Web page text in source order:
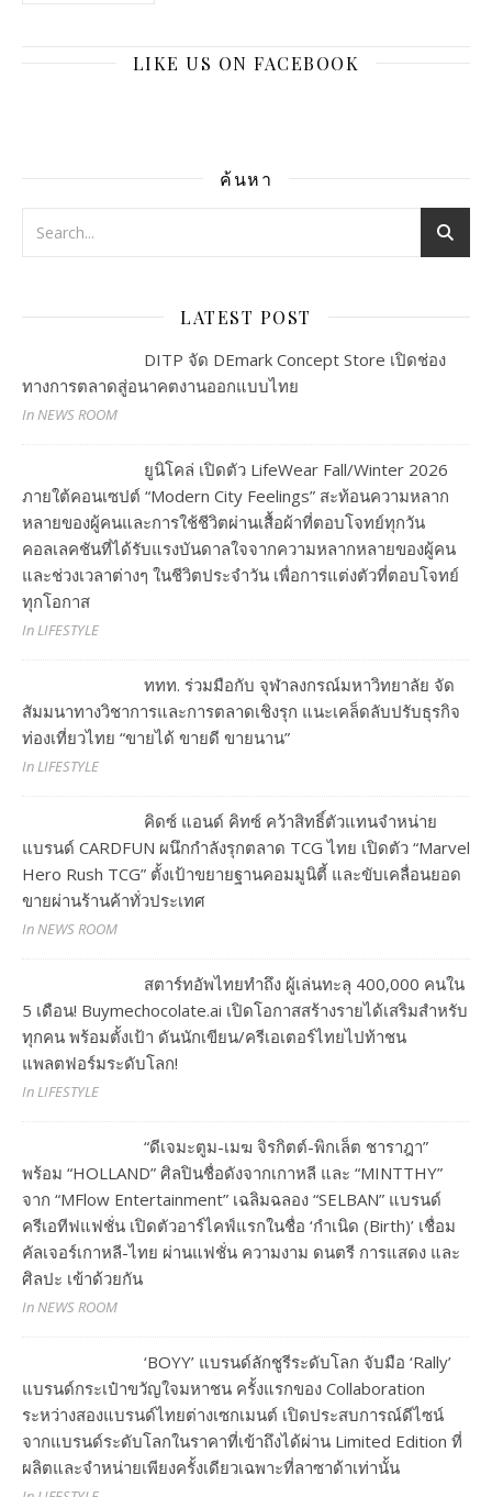
LIKE US ON FACEBOOK
ค้นหา
LATEST POST
DITP จัด DEmark Concept Store เปิดช่อง
ทางการตลาดสู่อนาคตงานออกแบบไทย
In NEWS ROOM
ยูนิโคล่ เปิดตัว LifeWear Fall/Winter 2026
ภายใต้คอนเซปต์ “Modern City Feelings” สะท้อนความหลาก
หลายของผู้คนและการใช้ชีวิตผ่านเสื้อผ้าที่ตอบโจทย์ทุกวัน
คอลเลคชันที่ได้รับแรงบันดาลใจจากความหลากหลายของผู้คน
และช่วงเวลาต่างๆ ในชีวิตประจำวัน เพื่อการแต่งตัวที่ตอบโจทย์
ทุกโอกาส
In LIFESTYLE
ททท. ร่วมมือกับ จุฬาลงกรณ์มหาวิทยาลัย จัด
สัมมนาทางวิชาการและการตลาดเชิงรุก แนะเคล็ดลับปรับธุรกิจ
ท่องเที่ยวไทย “ขายได้ ขายดี ขายนาน”
In LIFESTYLE
คิดซ์ แอนด์ คิทซ์ คว้าสิทธิ์ตัวแทนจำหน่าย
แบรนด์ CARDFUN ผนึกกำลังรุกตลาด TCG ไทย เปิดตัว “Marvel
Hero Rush TCG” ตั้งเป้าขยายฐานคอมมูนิตี้ และขับเคลื่อนยอด
ขายผ่านร้านค้าทั่วประเทศ
In NEWS ROOM
สตาร์ทอัพไทยทำถึง ผู้เล่นทะลุ 400,000 คนใน
5 เดือน! Buymechocolate.ai เปิดโอกาสสร้างรายได้เสริมสำหรับ
ทุกคน พร้อมตั้งเป้า ดันนักเขียน/ครีเอเตอร์ไทยไปท้าชน
แพลตฟอร์มระดับโลก!
In LIFESTYLE
“ดีเจมะตูม-เมฆ จิรกิตต์-พิกเล็ต ชาราฎา”
พร้อม “HOLLAND” ศิลปินชื่อดังจากเกาหลี และ “MINTTHY”
จาก “MFlow Entertainment” เฉลิมฉลอง “SELBAN” แบรนด์
ครีเอทีฟแฟชั่น เปิดตัวอาร์ไคฟ์แรกในชื่อ ‘กำเนิด (Birth)’ เชื่อม
คัลเจอร์เกาหลี-ไทย ผ่านแฟชั่น ความงาม ดนตรี การแสดง และ
ศิลปะ เข้าด้วยกัน
In NEWS ROOM
‘BOYY’ แบรนด์ลักชูรีระดับโลก จับมือ ‘Rally’
แบรนด์กระเป๋าขวัญใจมหาชน ครั้งแรกของ Collaboration
ระหว่างสองแบรนด์ไทยต่างเซกเมนต์ เปิดประสบการณ์ดีไซน์
จากแบรนด์ระดับโลกในราคาที่เข้าถึงได้ผ่าน Limited Edition ที่
ผลิตและจำหน่ายเพียงครั้งเดียวเฉพาะที่ลาซาด้าเท่านั้น